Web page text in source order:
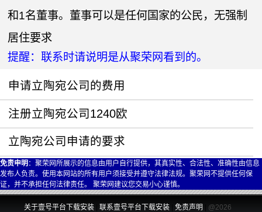
和1名董事。董事可以是任何国家的公民，无强制
居住要求
提醒：联系时请说明是从聚荣网看到的。
申请立陶宛公司的费用
注册立陶宛公司1240欧
立陶宛公司申请的要求
免责申明 ：聚荣网所展示的信息由用户自行提供，其真实性、合法性、准确性由信息
发布人负责。使用本网站的所有用户须接受并遵守法律法规。聚荣网不提供任何保
证，并不承担任何法律责任。 聚荣网建议您交易小心谨慎。
关于壹号平台下载安装 联系壹号平台下载安装| 免责声明 @2026